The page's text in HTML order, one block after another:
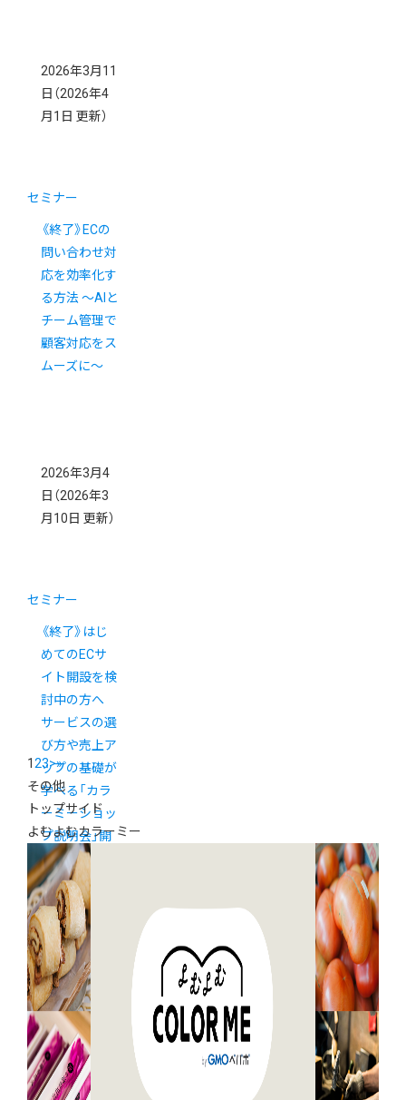
2026年3月11
日 （2026年4
月1日 更新）
セミナー
《終了》ECの
問い合わせ対
応を効率化す
る方法 ～AIと
チーム管理で
顧客対応をス
ムーズに～
2026年3月4
日 （2026年3
月10日 更新）
セミナー
《終了》はじ
めてのECサ
イト開設を検
討中の方へ
サービスの選
び方や売上ア
ップの基礎が
学べる「カラ
ーミーショッ
プ説明会」開
催
123>»
その他
トップサイド
よむよむカラーミー